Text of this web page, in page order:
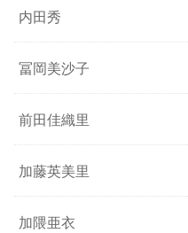
内田秀
冨岡美沙子
前田佳織里
加藤英美里
加隈亜衣